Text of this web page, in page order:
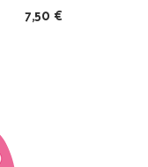
7,50 €